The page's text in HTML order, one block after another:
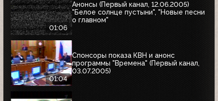
01:06
Анонсы (Первый канал, 12.06.2005)
"Белое солнце пустыни", "Новые песни
о главном"
01:04
Спонсоры показа КВН и анонс
программы "Времена" (Первый канал,
03.07.2005)